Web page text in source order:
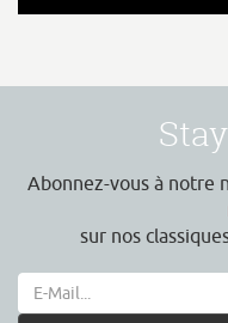
Abonnez-vous à notre
sur nos